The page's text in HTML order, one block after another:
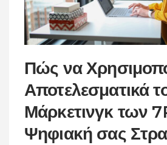
Πώς να
Αποτελεσματικά
Μάρκετινγκ των
Ψηφιακή σας